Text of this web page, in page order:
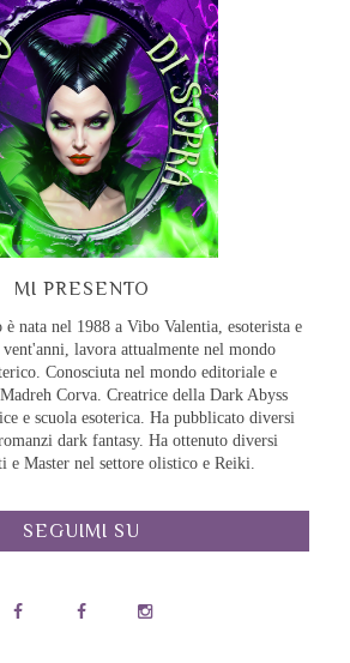
MI PRESENTO
nata nel 1988 a Vibo Valentia, esoterista e
lavora attualmente nel mondo
Conosciuta nel mondo editoriale e
Corva. Creatrice della Dark Abyss
e scuola esoterica. Ha pubblicato diversi
dark fantasy. Ha ottenuto diversi
e Master nel settore olistico e Reiki.
SEGUIMI SU